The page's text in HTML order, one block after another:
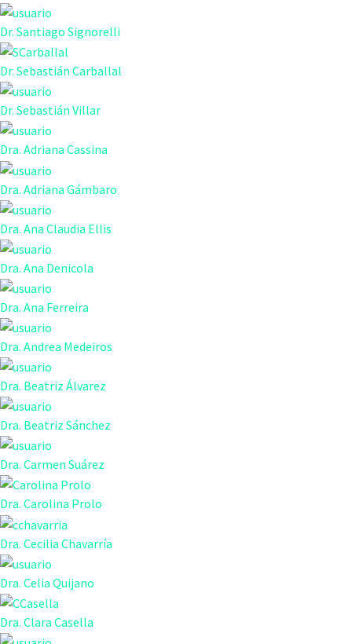
Dr. Santiago Signorelli
Dr. Sebastián Carballal
Dr. Sebastián Villar
Dra. Adriana Cassina
Dra. Adriana Gámbaro
Dra. Ana Claudia Ellis
Dra. Ana Denicola
Dra. Ana Ferreira
Dra. Andrea Medeiros
Dra. Beatriz Álvarez
Dra. Beatriz Sánchez
Dra. Carmen Suárez
Dra. Carolina Prolo
Dra. Cecilia Chavarría
Dra. Celia Quijano
Dra. Clara Casella